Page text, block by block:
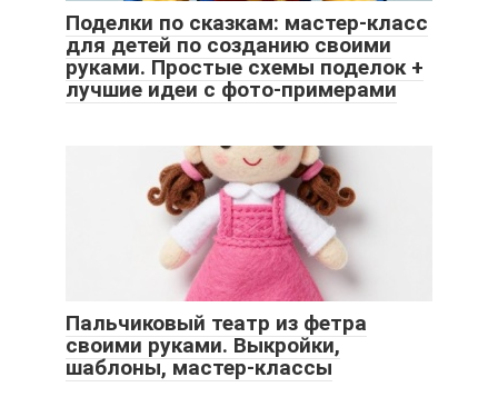
Поделки по сказкам: мастер-класс
для детей по созданию своими
руками. Простые схемы поделок +
лучшие идеи с фото-примерами
Пальчиковый театр из фетра
своими руками. Выкройки,
шаблоны, мастер-классы